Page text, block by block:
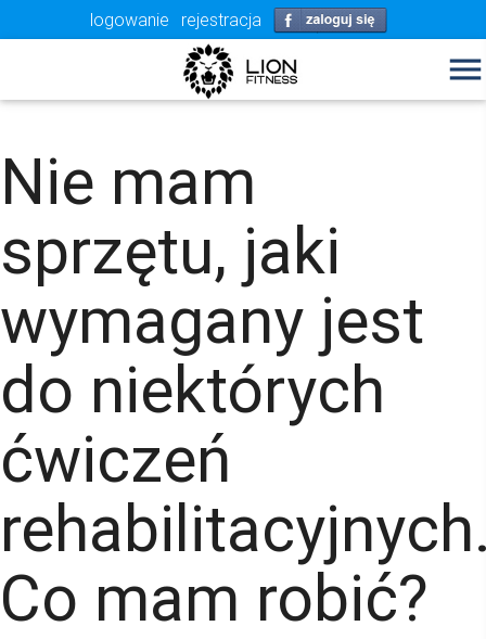
logowanie rejestracja
menu
Nie mam
sprzętu, jaki
wymagany jest
do niektórych
ćwiczeń
Co mam robić?